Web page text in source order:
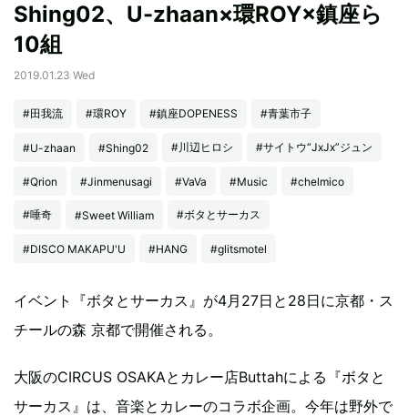
Shing02、U-zhaan×環ROY×鎮座ら
10組
2019.01.23 Wed
#田我流 #環ROY #鎮座DOPENESS #青葉市子
#U-zhaan #Shing02 #川辺ヒロシ #サイトウ“JxJx”ジュン
#Qrion #Jinmenusagi #VaVa #Music #chelmico
#唾奇 #Sweet William #ボタとサーカス
#DISCO MAKAPU'U #HANG #glitsmotel
イベント『ボタとサーカス』が4月27日と28日に京都・ス
チールの森 京都で開催される。
大阪のCIRCUS OSAKAとカレー店Buttahによる『ボタと
サーカス』は、音楽とカレーのコラボ企画。今年は野外で